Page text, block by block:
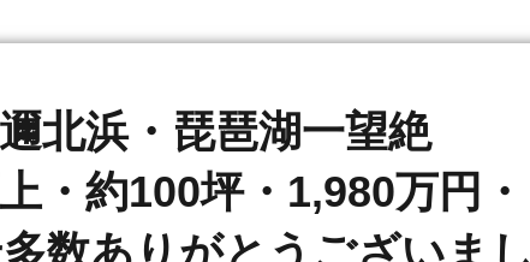
北浜・琵琶湖一望絶
・約100坪・1,980万円・
数ありがとうございまし